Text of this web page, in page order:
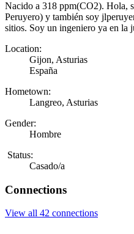
Nacido a 318 ppm(CO2). Hola,
Peruyero) y también soy
sitios. Soy un ingeniero ya en la
Location:
Gijon, Asturias
España
Hometown:
Langreo, Asturias
Gender:
Hombre
Status:
Casado/a
Connections
View all 42 connections